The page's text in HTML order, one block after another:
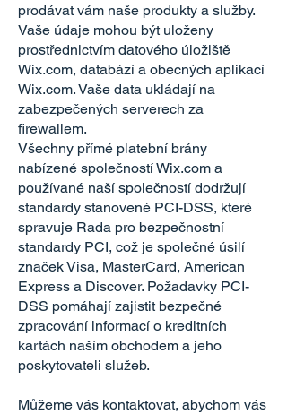
prodávat vám naše produkty a služby.
Vaše údaje mohou být uloženy
prostřednictvím datového úložiště
Wix.com, databází a obecných aplikací
Wix.com. Vaše data ukládají na
zabezpečených serverech za
firewallem.
Všechny přímé platební brány
nabízené společností Wix.com a
používané naší společností dodržují
standardy stanovené PCI-DSS, které
spravuje Rada pro bezpečnostní
standardy PCI, což je společné úsilí
značek Visa, MasterCard, American
Express a Discover. Požadavky PCI-
DSS pomáhají zajistit bezpečné
zpracování informací o kreditních
kartách naším obchodem a jeho
poskytovateli služeb.
Můžeme vás kontaktovat, abychom vás